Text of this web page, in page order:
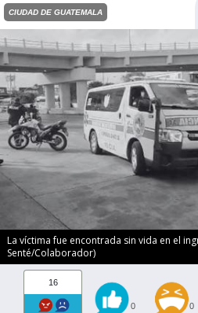
CIUDAD DE GUATEMALA
La víctima fue encontrada sin vida en el
Senté/Colaborador)
16
0 0